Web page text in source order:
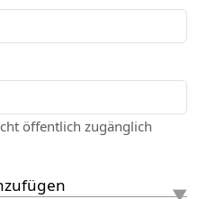
öffentlich zugänglich